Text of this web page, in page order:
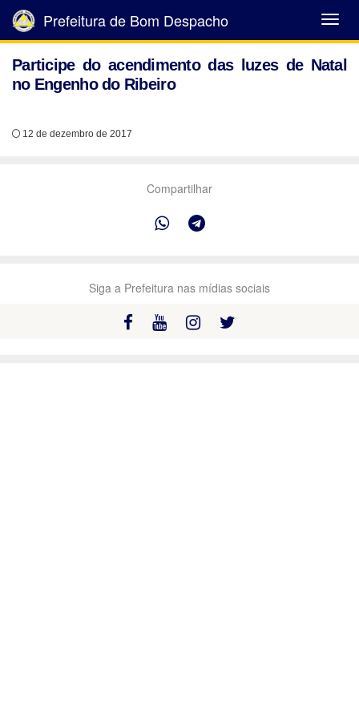
Abrir
Menu
Prefeitura de Bom Despacho
Participe do acendimento das luzes de Natal
no Engenho do Ribeiro
12 de dezembro de 2017
Compartilhar
Siga a Prefeitura nas mídias sociais